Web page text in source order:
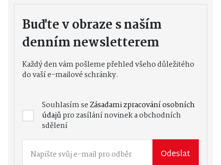
Buďte v obraze s naším
denním newsletterem
Každý den vám pošleme přehled všeho důležitého
do vaší e-mailové schránky.
Souhlasím seZásadami zpracování osobních
údajůpro zasílání novinek a obchodních
sdělení
Odeslat